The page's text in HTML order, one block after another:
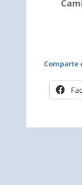
Comparte